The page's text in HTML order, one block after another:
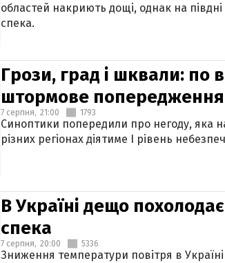
областей накриють дощі, однак на
спека.
Грози, град і шквали: по
штормове попередження
7 серпня, 21:00 1793
Синоптики попередили про негоду, яка
різних регіонах діятиме І рівень
В Україні дещо
спека
7 серпня, 20:00 5336
Зниження температури повітря в Україні